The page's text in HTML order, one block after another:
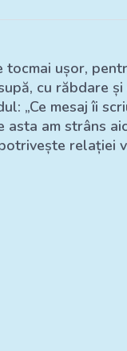
tocmai ușor,
cu răbdare și
„Ce mesaj îi
asta am strâns
relației